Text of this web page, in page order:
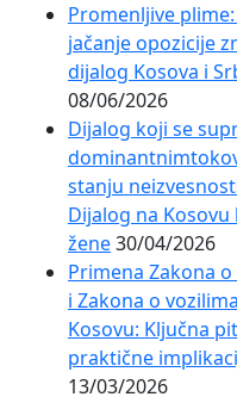
Promenljive plime:
jačanje opozicije
dijalog Kosova i
08/06/2026
Dijalog koji se
stanju
Dijalog na Kosovu
žene30/04/2026
Primena Zakona
i Zakona o
Kosovu: Ključna
praktične
13/03/2026